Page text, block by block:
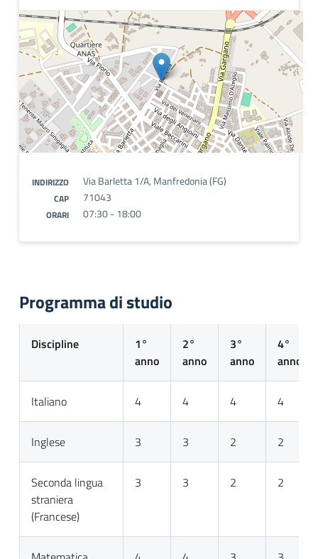
INDIRIZZO Via Barletta 1/A, Manfredonia (FG)
CAP 71043
ORARI 07:30 - 18:00
Programma di studio
Discipline
1°
anno
2°
anno
3°
anno
4°
anno
Italiano 4 4 4 4
Inglese 3 3 2 2
Seconda lingua
straniera
(Francese)
3 3 2 2